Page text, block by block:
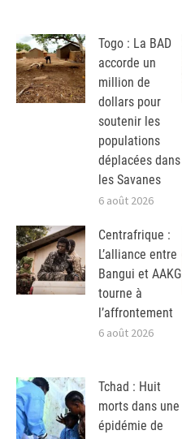
Togo : La BAD
accorde un
million de
dollars pour
soutenir les
populations
déplacées dans
les Savanes
6 août 2026
Centrafrique :
L’alliance entre
Bangui et AAKG
tourne à
l’affrontement
6 août 2026
Tchad : Huit
morts dans une
épidémie de